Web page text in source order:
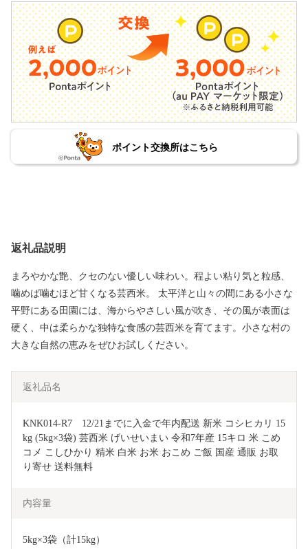
ポイント交換所はこちら
返礼品説明
まろやかな艶、クセのない優しい味わい。程よい粘り気と粒感、
噛めば噛むほど甘くなる芸西米。 太平洋と山々の間にある小さな
平野にある田園には、海からやさしい風が吹き、その風が表面は
硬く、中は柔らかな独特な食感の芸西米を育てます。小さな村の
大きな自然の恵みをぜひお試しください。
返礼品名
KNK014-R7　12/21までに入金で年内配送 新米 コシヒカリ 15
kg (5kg×3袋) 芸西米 げいせいまい 令和7年産 15キロ 米 こめ
コメ こしひかり 精米 白米 お米 おこめ ご飯 国産 通販 お取
り寄せ 送料無料
内容量
5kg×3袋（計15kg）